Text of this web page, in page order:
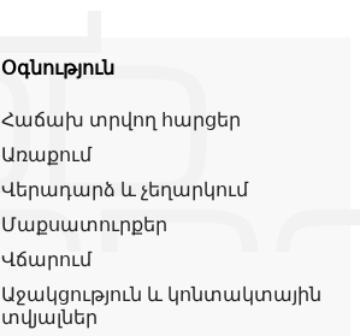
Օգնություն
Հաճախ տրվող հարցեր
Առաքում
Վերադարձ և չեղարկում
Մաքսատուրքեր
Վճարում
Աջակցություն և կոնտակտային
տվյալներ